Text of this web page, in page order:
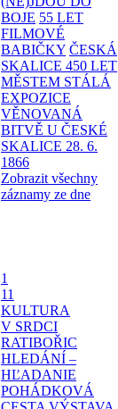
BOJE 55 LET
FILMOVÉ
BABIČKY ČESKÁ
SKALICE 450 LET
MĚSTEM STÁLÁ
EXPOZICE
VĚNOVANÁ
BITVĚ U ČESKÉ
SKALICE 28. 6.
1866
Zobrazit všechny
záznamy ze dne
1
11
KULTURA
V SRDCI
RATIBOŘIC
HLEDÁNÍ –
HĽADANIE
POHÁDKOVÁ